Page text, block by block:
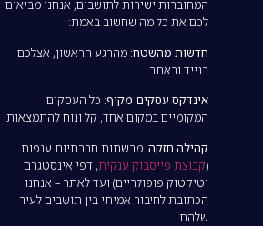
המחוברות ישירות לתושבים, אנחנו מביאים
לכם את כל מה שחשוב באמת:
חדשות מהשטח: מהרגע הראשון, אצלכם
בנייד ובאתר.
אינדקס עסקים מקיף: כל העסקים
המקומיים במקום אחד, קל ונוח להתמצאות.
קהילה חזקה: מרשתות חברתיות ענפות
(קבוצת פייסבוק ענקית, דפי אינסטגרם
וטיקטוק פופולריים) ועד לאתר – אנחנו
הכתובת לחיבור אמיתי בין תושבים לעיר
שלהם.